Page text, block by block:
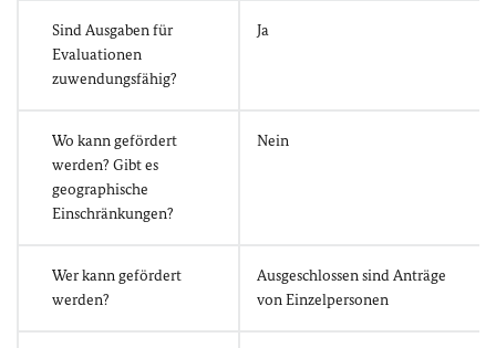
Sind Ausgaben für
Evaluationen
zuwendungsfähig?
Ja
Wo kann gefördert
werden? Gibt es
geographische
Einschränkungen?
Nein
Wer kann gefördert
werden?
Ausgeschlossen sind Anträge
von Einzelpersonen